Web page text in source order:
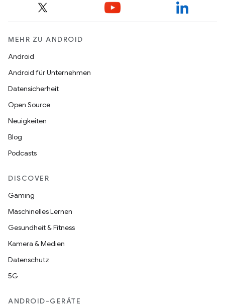
MEHR ZU ANDROID
Android
Android für Unternehmen
Datensicherheit
Open Source
Neuigkeiten
Blog
Podcasts
DISCOVER
Gaming
Maschinelles Lernen
Gesundheit & Fitness
Kamera & Medien
Datenschutz
5G
ANDROID-GERÄTE